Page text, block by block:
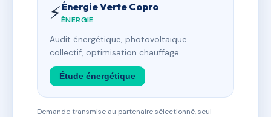
⚡Énergie Verte Copro
ÉNERGIE
Audit énergétique, photovoltaïque
collectif, optimisation chauffage.
Étude énergétique
Demande transmise au partenaire sélectionné, seul